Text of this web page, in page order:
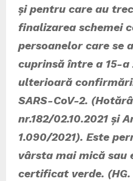
și pentru care au
finalizarea schemei
persoanelor care se
cuprinsă între a 15-a
ulterioară
SARS-CoV-2.
nr.182/02.10.2021 și
1.090/2021). Este
vârsta mai mică sau
certificat verde. (HG.